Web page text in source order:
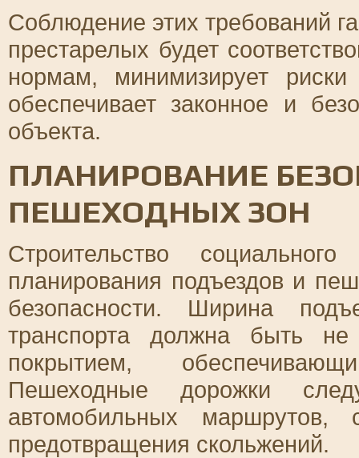
Соблюдение этих требований
престарелых будет
нормам, минимизирует
обеспечивает законное и
объекта.
ПЛАНИРОВАНИЕ
ПЕШЕХОДНЫХ ЗОН
Строительство
планирования подъездов и
безопасности. Ширина
транспорта должна быть
покрытием,
Пешеходные дорожки
автомобильных
предотвращения скольжений.